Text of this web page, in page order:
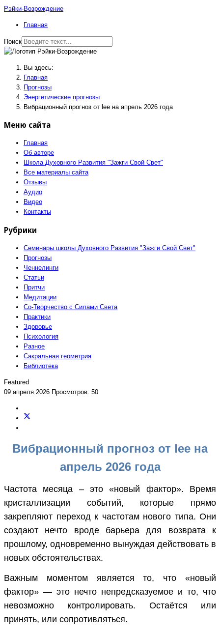
Рэйки-Возрождение
Главная
Поиск
Вы здесь:
Главная
Прогнозы
Энергетические прогнозы
Вибрационный прогноз от lee на апрель 2026 года
Меню сайта
Главная
Об авторе
Школа Духовного Развития "Зажги Свой Свет"
Все материалы сайта
Отзывы
Аудио
Видео
Контакты
Рубрики
Семинары школы Духовного Развития "Зажги Свой Свет"
Прогнозы
Ченнелинги
Статьи
Притчи
Медитации
Со-Творчество с Силами Света
Практики
Здоровье
Психология
Разное
Сакральная геометрия
Библиотека
Featured
09 апреля 2026 Просмотров: 50
Вибрационный прогноз от lee на
апрель 2026 года
Частота месяца – это «новый фактор». Время
кристаллизации событий, которые прямо
закрепляют переход к частотам нового типа. Они
создают нечто вроде барьера для возврата к
прошлому, одновременно вынуждая действовать в
новых обстоятельствах.
Важным моментом является то, что «новый
фактор» — это нечто непредсказуемое и то, что
невозможно контролировать. Остаётся или
принять, или сопротивляться.